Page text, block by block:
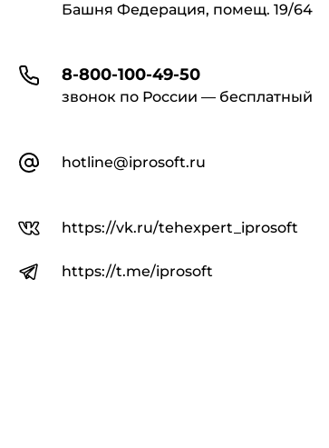
Башня Федерация, помещ. 19/64
8-800-100-49-50
звонок по России — бесплатный
hotline@iprosoft.ru
https://vk.ru/tehexpert_iprosoft
https://t.me/iprosoft